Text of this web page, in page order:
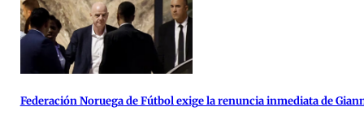
Federación Noruega de Fútbol exige la renuncia inmediata de